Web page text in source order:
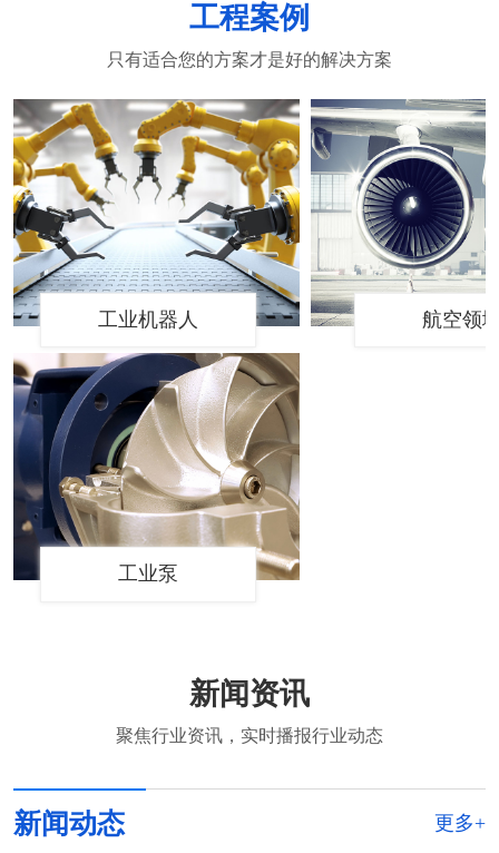
工程案例
只有适合您的方案才是好的解决方案
工业机器人 航空领域
工业泵
新闻资讯
聚焦行业资讯，实时播报行业动态
新闻动态 更多+